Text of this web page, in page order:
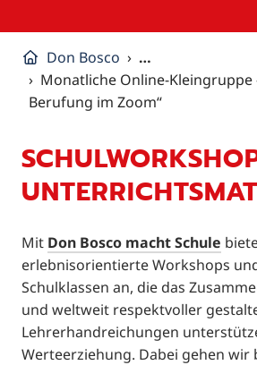
Don Bosco
…
Monatliche Online-Kleingruppe
Berufung im Zoom“
Mit Don Bosco macht Schule
erlebnisorientierte Workshops
Schulklassen an, die das
und weltweit respektvoller
Lehrerhandreichungen
Werteerziehung. Dabei gehen wir